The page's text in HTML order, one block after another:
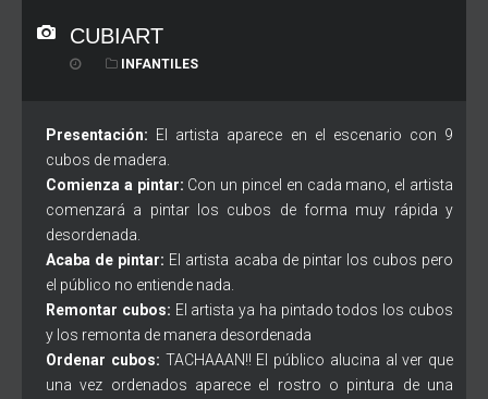
CUBIART
INFANTILES
Presentación: El artista aparece en el escenario con 9
cubos de madera.
Comienza a pintar: Con un pincel en cada mano, el artista
comenzará a pintar los cubos de forma muy rápida y
desordenada.
Acaba de pintar: El artista acaba de pintar los cubos pero
el público no entiende nada.
Remontar cubos: El artista ya ha pintado todos los cubos
y los remonta de manera desordenada
Ordenar cubos: TACHAAAN!! El público alucina al ver que
una vez ordenados aparece el rostro o pintura de una